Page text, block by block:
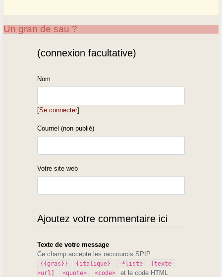
Un gran de sau ?
(connexion facultative)
Nom
[Se connecter]
Courriel (non publié)
Votre site web
Ajoutez votre commentaire ici
Texte de votre message
Ce champ accepte les raccourcis SPIP
{{gras}} {italique} -*liste
[texte-
>url]
<quote> <code> et le code HTML